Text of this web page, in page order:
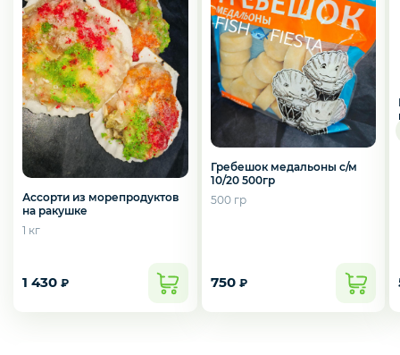
Полуфабрикаты
Креветки
Орехи
Ассорти из морепродуктов
на ракушке
1 кг
1 430 ₽
Гребешок медальоны с/м
10/20 500гр
500 гр
750 ₽